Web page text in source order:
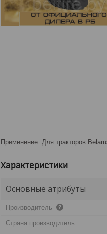
Применение: Для тракторов
Характеристики
Основные атрибуты
Производитель
Страна производитель